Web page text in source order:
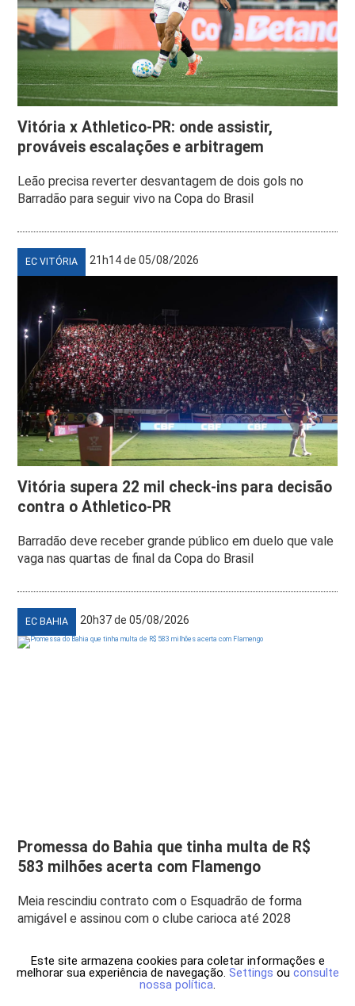
Vitória x Athletico-PR: onde assistir,
prováveis escalações e arbitragem
Leão precisa reverter desvantagem de dois gols no
Barradão para seguir vivo na Copa do Brasil
EC VITÓRIA 21h14 de 05/08/2026
Vitória supera 22 mil check-ins para decisão
contra o Athletico-PR
Barradão deve receber grande público em duelo que vale
vaga nas quartas de final da Copa do Brasil
EC BAHIA 20h37 de 05/08/2026
Promessa do Bahia que tinha multa de R$
583 milhões acerta com Flamengo
Meia rescindiu contrato com o Esquadrão de forma
amigável e assinou com o clube carioca até 2028
Este site armazena cookies para coletar informações e
melhorar sua experiência de navegação. Settings ou consulte
nossa política.